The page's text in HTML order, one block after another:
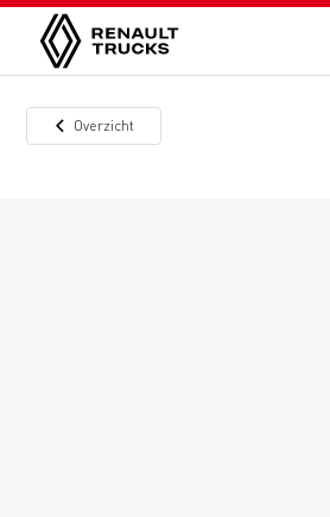
Overzicht